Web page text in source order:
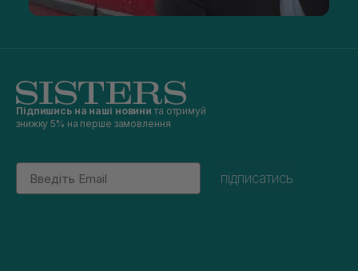
Підпишись на наші новини та отримуй
знижку 5% на перше замовлення
Email
підписатись